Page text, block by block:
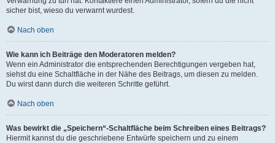
sicher bist, wieso du verwarnt wurdest.
Nach oben
Wie kann ich Beiträge den Moderatoren melden?
Wenn ein Administrator die entsprechenden Berechtigungen vergeben hat,
siehst du eine Schaltfläche in der Nähe des Beitrags, um diesen zu melden.
Du wirst dann durch die weiteren Schritte geführt.
Nach oben
Was bewirkt die „Speichern“-Schaltfläche beim Schreiben eines Beitrags?
Hiermit kannst du die geschriebene Entwürfe speichern und zu einem